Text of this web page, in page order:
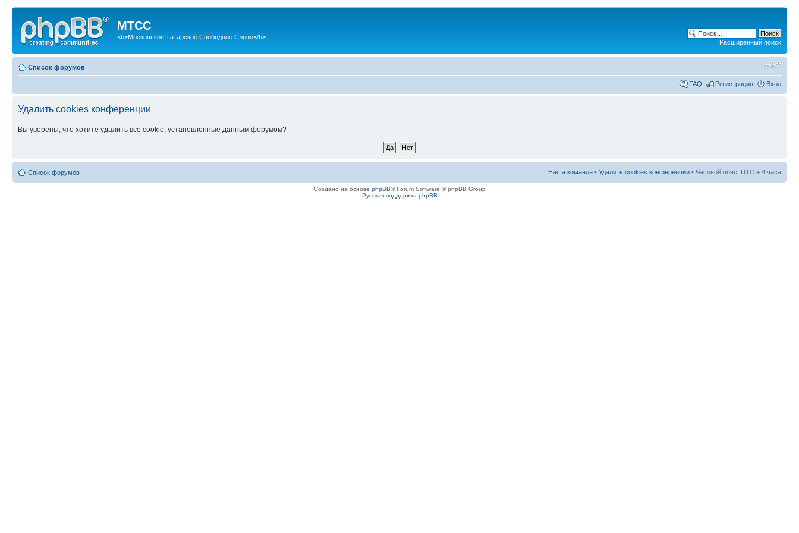
МТСС
<b>Московское Татарское Свободное Слово</b>
Расширенный поиск
Список форумов
FAQ Регистрация Вход
Удалить cookies конференции
Вы уверены, что хотите удалить все cookie, установленные данным форумом?
Список форумов Наша команда • Удалить cookies конференции • Часовой пояс: UTC + 4 часа
Создано на основе phpBB® Forum Software © phpBB Group
Русская поддержка phpBB